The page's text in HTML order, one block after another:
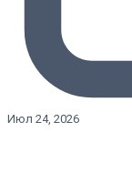
Июл 24, 2026